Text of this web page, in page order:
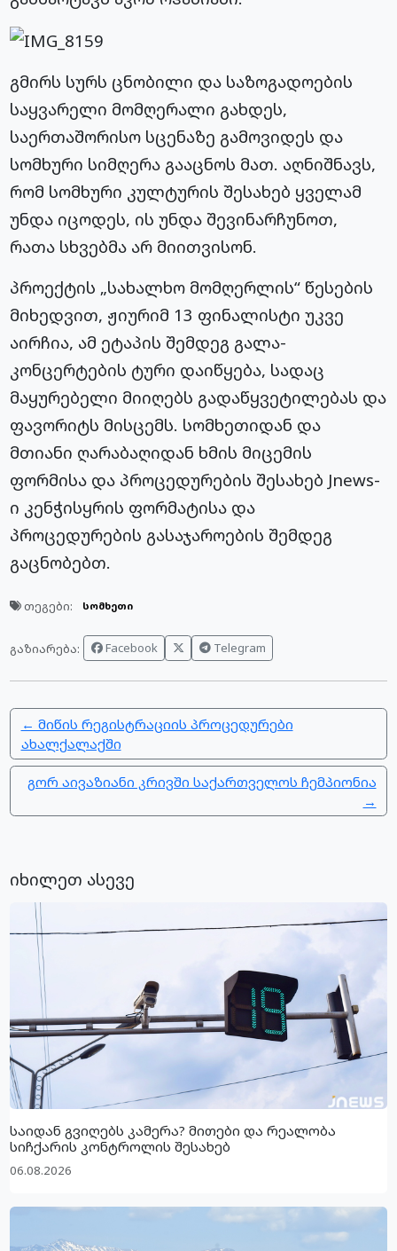
გმირს სურს ცნობილი და საზოგადოების
საყვარელი მომღერალი გახდეს,
საერთაშორისო სცენაზე გამოვიდეს და
სომხური სიმღერა გააცნოს მათ. აღნიშნავს,
რომ სომხური კულტურის შესახებ ყველამ
უნდა იცოდეს, ის უნდა შევინარჩუნოთ,
რათა სხვებმა არ მიითვისონ.
პროექტის „სახალხო მომღერლის“ წესების
მიხედვით, ჟიურიმ 13 ფინალისტი უკვე
აირჩია, ამ ეტაპის შემდეგ გალა-
კონცერტების ტური დაიწყება, სადაც
მაყურებელი მიიღებს გადაწყვეტილებას და
ფავორიტს მისცემს. სომხეთიდან და
მთიანი ღარაბაღიდან ხმის მიცემის
ფორმისა და პროცედურების შესახებ Jnews-
ი კენჭისყრის ფორმატისა და
პროცედურების გასაჯაროების შემდეგ
გაცნობებთ.
თეგები: სომხეთი
გაზიარება: Facebook Telegram
← მიწის რეგისტრაციის პროცედურები
ახალქალაქში
გორ აივაზიანი კრივში საქართველოს ჩემპიონია
→
იხილეთ ასევე
საიდან გვიღებს კამერა? მითები და რეალობა
სიჩქარის კონტროლის შესახებ
06.08.2026